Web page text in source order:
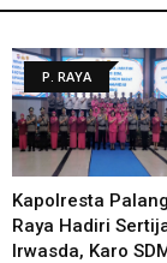
P. RAYA
Kapolresta
Raya Hadiri
Irwasda, Karo